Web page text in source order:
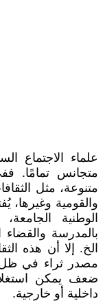
علماء الاجتماع
متجانس تمامًا.
متنوعة، مثل
والقومية وغيرها،
الوطنية
بالمدرسة
الخ. إلا أن هذه
مصدر ثراء في ظل
ضعف يمكن
داخلية أو خارجية.